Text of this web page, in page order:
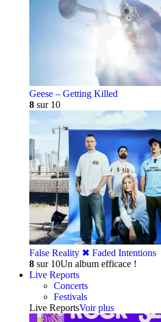
Geese – Getting Killed
8 sur 10
False Reality ✖︎ Faded Intentions
8 sur 10Un album efficace !
Live Reports
Concerts
Festivals
Live ReportsVoir plus